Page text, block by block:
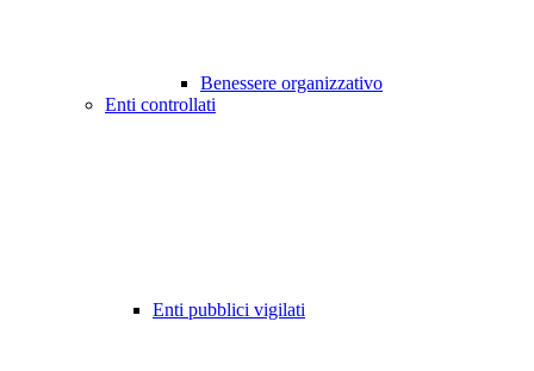
Benessere organizzativo
Enti controllati
Enti pubblici vigilati